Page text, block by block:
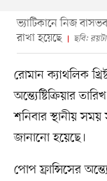
ভ্যাটিকানে নিজ
রাখা হয়েছে
ছবি:
রোমান ক্যাথলিক
অন্ত্যেষ্টিক্রিয়ার
শনিবার স্থানীয় সময়
জানানো হয়েছে।
পোপ ফ্রান্সিসের